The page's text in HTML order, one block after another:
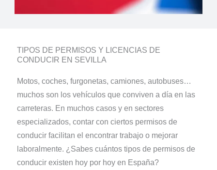
TIPOS DE PERMISOS Y LICENCIAS DE
CONDUCIR EN SEVILLA
Motos, coches, furgonetas, camiones, autobuses…
muchos son los vehículos que conviven a día en las
carreteras. En muchos casos y en sectores
especializados, contar con ciertos permisos de
conducir facilitan el encontrar trabajo o mejorar
laboralmente. ¿Sabes cuántos tipos de permisos de
conducir existen hoy por hoy en España?